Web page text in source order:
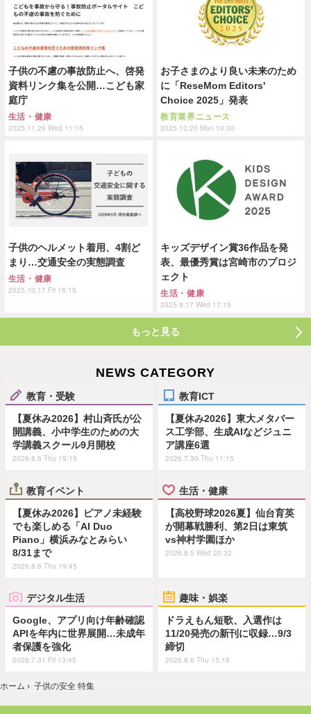
子供の不慮の事故防止へ、啓発
資料リンク集を公開…こども家
庭庁
生活・健康
2025.11.26 Wed 11:15
お子さまのより良い未来のため
に「ReseMom Editors'
Choice 2025」発表
教育業界ニュース
2025.10.20 Mon 10:00
子供のヘルメット着用、4割ど
まり…交通安全の実態調査
生活・健康
2025.10.17 Fri 16:15
キッズデザイン賞36作品を発
表、最優秀賞は宮崎市のプロジ
ェクト
生活・健康
2025.9.17 Wed 17:15
もっと見る
NEWS CATEGORY
教育・受験
【夏休み2026】村山斉氏が公
開講義、小中学生のための大
学講義スクール9月開校
2026.8.6 Thu 19:15
教育ICT
【夏休み2026】東大メタバー
ス工学部、生成AIなどジュニ
ア講座6選
2026.7.30 Thu 11:15
教育イベント
【夏休み2026】ピアノ未経験
でも楽しめる「AI Duo
Piano」横浜みなとみらい
8/31まで
2026.8.6 Thu 19:45
生活・健康
【高校野球2026夏】仙台育英
が開幕戦勝利、第2日は東筑
vs神村学園ほか
2026.8.5 Wed 20:32
デジタル生活
Google、アプリ向け年齢確認
APIを年内に世界展開…未成年
者保護を強化
2026.7.31 Fri 13:45
趣味・娯楽
ドラえもん短歌、入選作は
11/20発売の新刊に収録…9/3
締切
2026.8.6 Thu 15:15
ホーム › 子供の安全 特集